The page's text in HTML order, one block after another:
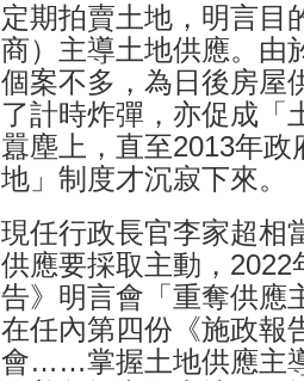
定期拍賣土地，明言目
商）主導土地供應。由
個案不多，為日後房屋
了計時炸彈，亦促成「
囂塵上，直至2013年政
地」制度才沉寂下來。
現任行政長官李家超相
供應要採取主動，2022
告》明言會「重奪供應
在任內第四份《施政報
會……掌握土地供應主